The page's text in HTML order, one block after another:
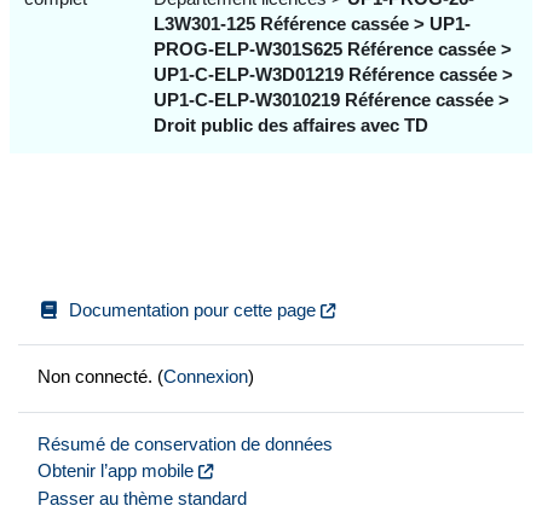
L3W301-125 Référence cassée > UP1-
PROG-ELP-W301S625 Référence cassée >
UP1-C-ELP-W3D01219 Référence cassée >
UP1-C-ELP-W3010219 Référence cassée >
Droit public des affaires avec TD
Documentation pour cette page
Non connecté. (Connexion)
Résumé de conservation de données
Obtenir l’app mobile
Passer au thème standard